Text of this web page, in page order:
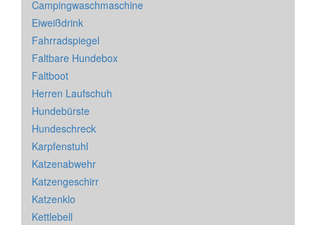
Campingwaschmaschine
Eiweißdrink
Fahrradspiegel
Faltbare Hundebox
Faltboot
Herren Laufschuh
Hundebürste
Hundeschreck
Karpfenstuhl
Katzenabwehr
Katzengeschirr
Katzenklo
Kettlebell